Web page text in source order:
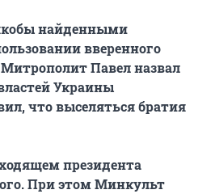
найденными
вверенного
Павел назвал
Украины
что выселяться братия
президента
При этом Минкульт